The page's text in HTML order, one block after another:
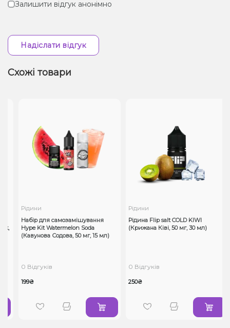
Залишити відгук анонімно
Надіслати відгук
Схожі товари
Рідини
Набір для самозамішування
Hype Kit Watermelon Soda
(Кавунова Содова, 50 мг, 15 мл)
0 Відгуків
199₴
Рідини
Рідина Flip salt COLD KIWI
(Крижана Ківі, 50 мг, 30 мл)
0 Відгуків
250₴